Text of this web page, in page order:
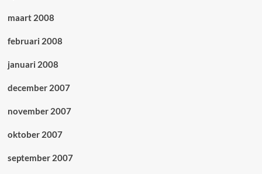
maart 2008
februari 2008
januari 2008
december 2007
november 2007
oktober 2007
september 2007